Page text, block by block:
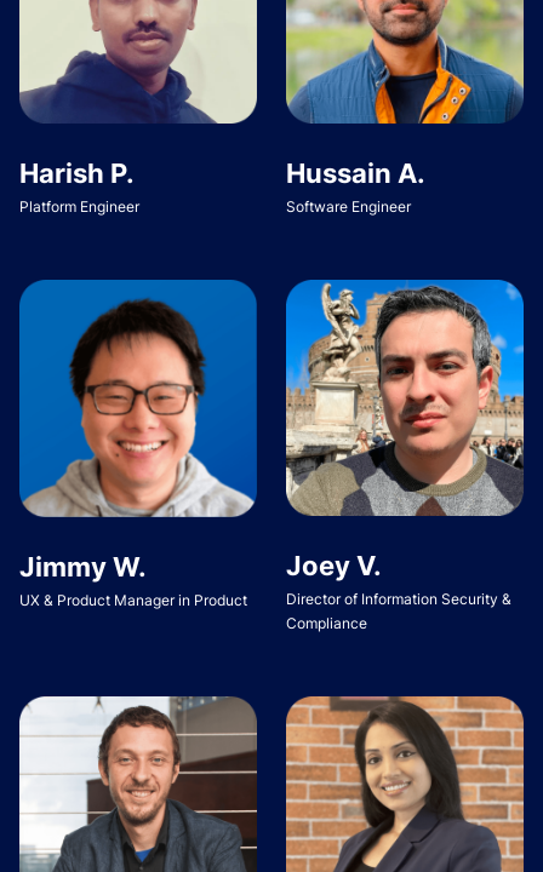
Harish P.
Platform Engineer
Hussain A.
Software Engineer
Jimmy W.
UX & Product Manager in Product
Joey V.
Director of Information Security &
Compliance